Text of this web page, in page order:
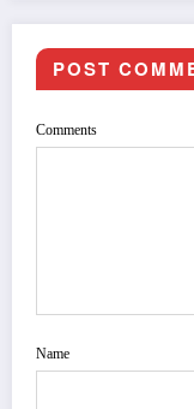
POST
Comments
Name